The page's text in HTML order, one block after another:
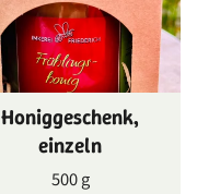
Honiggeschenk,
einzeln
500 g